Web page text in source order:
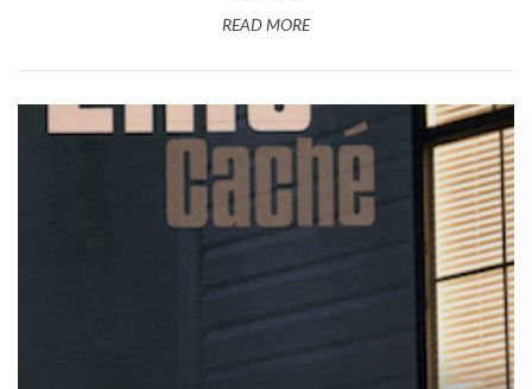
READ MORE